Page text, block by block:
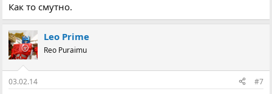
Как то смутно.
Leo Prime
Reo Puraimu
03.02.14 #7